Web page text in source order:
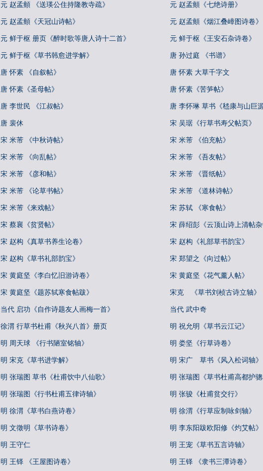
元 赵孟頫 《送瑛公住持隆教寺疏》 元 赵孟頫《七绝诗册》
元 赵孟頫《天冠山诗帖》 元 赵孟頫《烟江叠嶂图诗卷》
元 鲜于枢 册页《醉时歌等唐人诗十二首》 元 鲜于枢《王安石杂诗卷》
元 鲜于枢《草书韩愈进学解》 唐 孙过庭 《书谱》
唐 怀素 《自叙帖》 唐 怀素 大草千字文
唐 怀素《圣母帖》 唐 怀素《苦笋帖》
唐 李世民 《江叔帖》 唐 李怀琳 草书《嵇康与山巨
唐 裴休 宋 吴琚《行草书寿父帖页》
宋 米芾 《中秋诗帖》 宋 米芾 《伯充帖》
宋 米芾 《向乱帖》 宋 米芾 《吾友帖》
宋 米芾 《彦和帖》 宋 米芾 《晋纸帖》
宋 米芾 《论草书帖》 宋 米芾 《道林诗帖》
宋 米芾《来戏帖》 宋 苏轼 《寒食帖》
宋 蔡襄《贫贤帖》 宋 薛绍彭《云顶山诗上清帖
宋 赵构《真草书养生论卷》 宋 赵构《礼部草书韵宝》
宋 赵构《草书礼部韵宝》 宋 郑望之《向过帖》
宋 黄庭坚《李白忆旧游诗卷》 宋 黄庭坚《花气薰人帖》
宋 黄庭坚《题苏轼寒食帖跋》 宋克 《草书刘桢古诗立轴》
当代 启功《自作诗题友人画梅一首》 当代 武中奇
徐渭 行草书杜甫《秋兴八首》册页 明 祝允明《草书云江记》
明 周天球 《行书陋室铭轴》 明 娄坚《行草诗卷》
明 宋克《草书进学解》 明 宋广 草书《风入松词轴》
明 张瑞图 草书《杜甫饮中八仙歌》 明 张瑞图《草书杜甫高都护
明 张瑞图《行书杜甫五律诗轴》 明 张骏《杜甫贫交行》
明 徐渭《草书白燕诗卷》 明 徐渭《行草应制咏剑轴》
明 文徵明《草书诗卷》 明 李东阳跋欧阳修《灼艾帖》
明 王守仁 明 王宠《草书五言诗轴》
明 王铎 《王屋图诗卷》 明 王铎 《隶书三潭诗卷》